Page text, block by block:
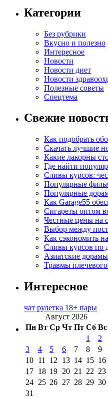
Категории
Без рубрики
Вкусно и полезно
Интересное
Новости
Новости диет
Новости
Полезные советы
Спецтема
Свежие
Как подобрать
Скачать лучшие
Какие лакорны
Где найти
Сливы курсов:
Популярные
Популярные
Как Garage55
Сигареты оптом
Честные цены на
Выбор между
Как сэкономить
Сливы курсов по
Азиатские
Травмы
Интересное
чат рулетка 18+ пары
Август 2026
Пн Вт Ср Чт Пт Сб Вс
1
2
3
4 5 6 7 8
9
10 11 12 13 14 15 16
17 18 19 20 21 22 23
24 25 26 27 28 29 30
31